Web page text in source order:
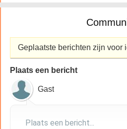
Geplaatste berichten zijn voor
Plaats een bericht
Gast